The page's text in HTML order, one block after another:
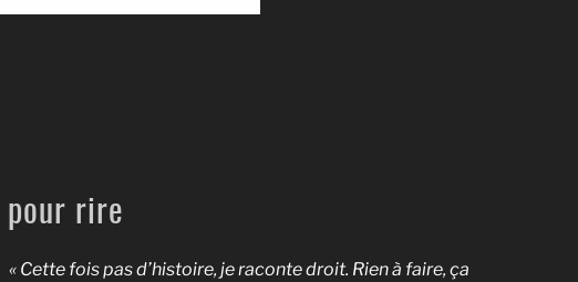
pour rire
« Cette fois pas d’histoire, je raconte droit. Rien à faire, ça